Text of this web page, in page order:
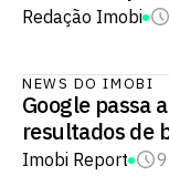
Redação Imobi
NEWS DO IMOBI
Google passa
resultados de
Imobi Report